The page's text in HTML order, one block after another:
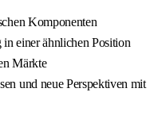
Komponenten
einer ähnlichen Position
Märkte
und neue Perspektiven mit